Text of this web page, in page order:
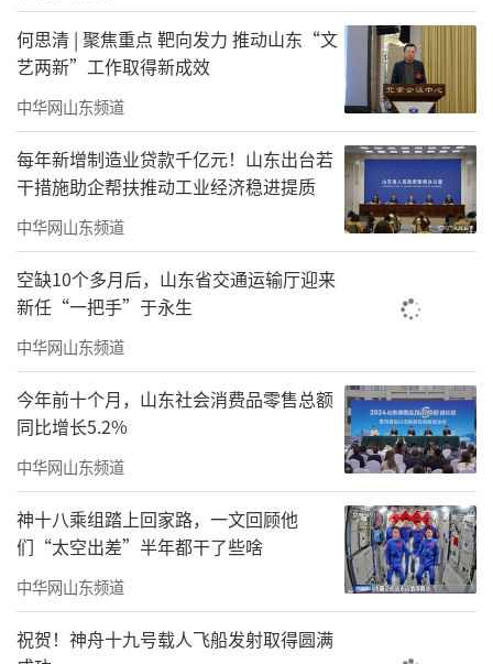
空间与展出的赵无眠仓城写生作品
著名艺术家、国家文旅部李可染画院副院
长赵无眠创作的仓城写生画作挂在第一个咖啡
区，大仓桥、秀南街、小弄堂、黑瓦白墙、白
云绿树，浓浓的现实感和老街的历史感跃入眼
帘，让人仿佛从现实中穿越到了画里，又或者
从画里走进了现实。
可染丹青整个空间梳理了一条中国现代美
术的发展之路，从中西融合的一代先驱、杭州
国立艺专创始人林风眠、吴大羽开始，紧接着
是赫赫有名的“留法三剑客”吴冠中、朱德
群、赵无极，以及现代艺术巨匠李可染、李可
染画院现任院长李庚，作品都在这里有着精心
的展示。
何思清 | 聚焦重点 靶向发力 推动山东“文
艺两新”工作取得新成效
中华网山东频道
每年新增制造业贷款千亿元！山东出台若
干措施助企帮扶推动工业经济稳进提质
中华网山东频道
空缺10个多月后，山东省交通运输厅迎来
新任“一把手”于永生
中华网山东频道
今年前十个月，山东社会消费品零售总额
同比增长5.2%
中华网山东频道
神十八乘组踏上回家路，一文回顾他
们“太空出差”半年都干了些啥
中华网山东频道
祝贺！神舟十九号载人飞船发射取得圆满